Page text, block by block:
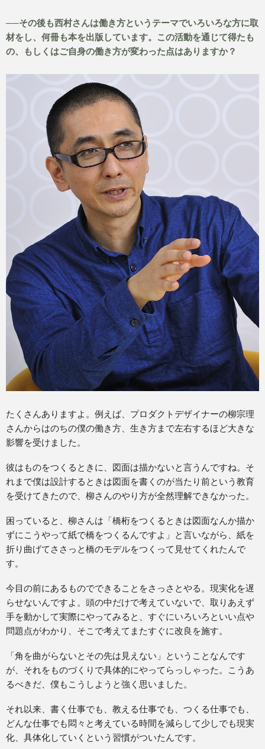
──その後も西村さんは働き方というテーマでいろいろな方に取
材をし、何冊も本を出版しています。この活動を通じて得たも
の、もしくはご自身の働き方が変わった点はありますか？
たくさんありますよ。例えば、プロダクトデザイナーの柳宗理
さんからはのちの僕の働き方、生き方まで左右するほど大きな
影響を受けました。
彼はものをつくるときに、図面は描かないと言うんですね。そ
れまで僕は設計するときは図面を書くのが当たり前という教育
を受けてきたので、柳さんのやり方が全然理解できなかった。
困っていると、柳さんは「橋桁をつくるときは図面なんか描か
ずにこうやって紙で橋をつくるんですよ」と言いながら、紙を
折り曲げてささっと橋のモデルをつくって見せてくれたんで
す。
今目の前にあるものでできることをさっさとやる。現実化を遅
らせないんですよ。頭の中だけで考えていないで、取りあえず
手を動かして実際にやってみると、すぐにいろいろといい点や
問題点がわかり、そこで考えてまたすぐに改良を施す。
「角を曲がらないとその先は見えない」ということなんです
が、それをものづくりで具体的にやってらっしゃった。こうあ
るべきだ、僕もこうしようと強く思いました。
それ以来、書く仕事でも、教える仕事でも、つくる仕事でも、
どんな仕事でも悶々と考えている時間を減らして少しでも現実
化、具体化していくという習慣がついたんです。